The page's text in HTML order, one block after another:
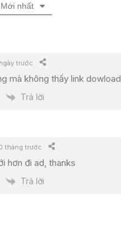
Mới nhất
ngày trước
mà không thấy link dowload
Trả lời
tháng trước
hơn đi ad, thanks
Trả lời